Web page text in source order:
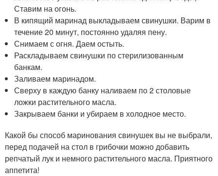
Ставим на огонь.
В кипящий маринад выкладываем свинушки. Варим в
течение 20 минут, постоянно удаляя пену.
Снимаем с огня. Даем остыть.
Раскладываем свинушки по стерилизованным
банкам.
Заливаем маринадом.
Сверху в каждую банку наливаем по 2 столовые
ложки растительного масла.
Закрываем банки и убираем в холодное место.
Какой бы способ маринования свинушек вы не выбрали,
перед подачей на стол в грибочки можно добавить
репчатый лук и немного растительного масла. Приятного
аппетита!